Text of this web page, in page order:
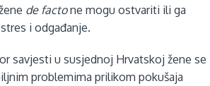
de factone mogu ostvariti ili ga
i odgađanje.
savjesti u susjednoj Hrvatskoj žene se
problemima prilikom pokušaja